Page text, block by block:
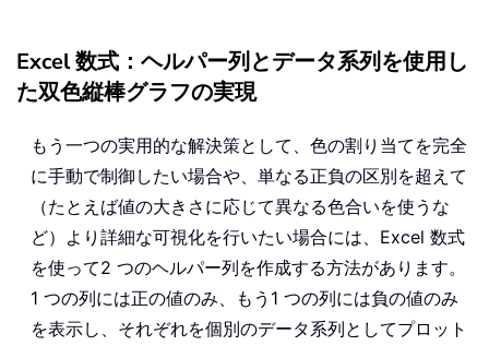
Excel 数式：ヘルパー列とデータ系列を使用し
た双色縦棒グラフの実現
もう一つの実用的な解決策として、色の割り当てを完全
に手動で制御したい場合や、単なる正負の区別を超えて
（たとえば値の大きさに応じて異なる色合いを使うな
ど）より詳細な可視化を行いたい場合には、Excel 数式
を使って2 つのヘルパー列を作成する方法があります。
1 つの列には正の値のみ、もう1 つの列には負の値のみ
を表示し、それぞれを個別のデータ系列としてプロット